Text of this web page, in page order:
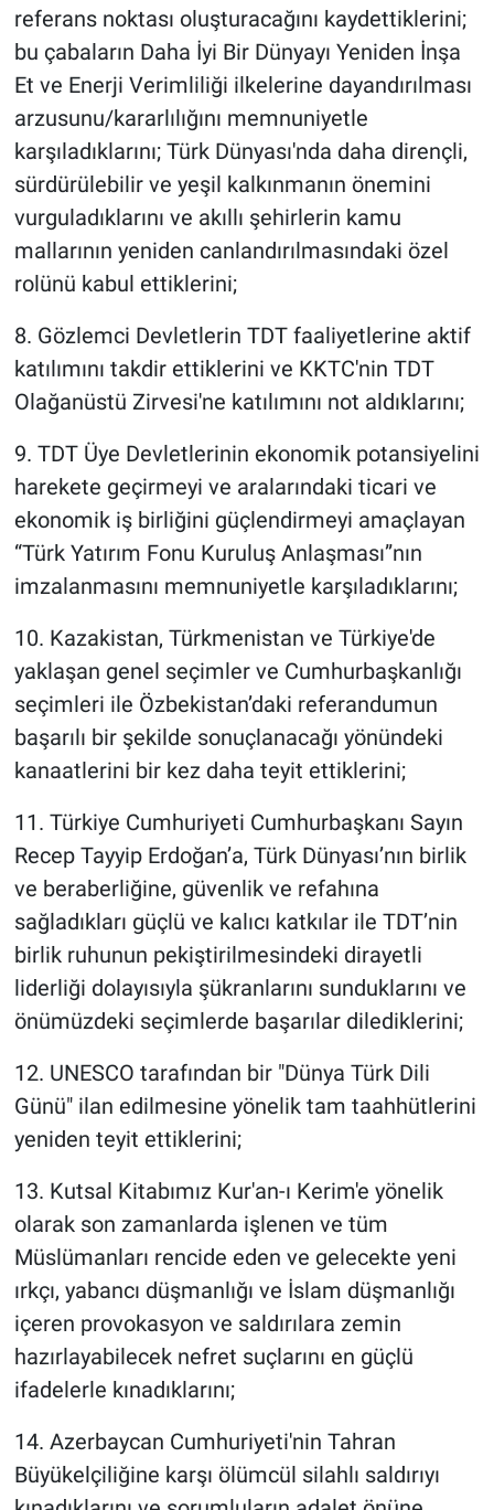
referans noktası oluşturacağını kaydettiklerini;
bu çabaların Daha İyi Bir Dünyayı Yeniden İnşa
Et ve Enerji Verimliliği ilkelerine dayandırılması
arzusunu/kararlılığını memnuniyetle
karşıladıklarını; Türk Dünyası'nda daha dirençli,
sürdürülebilir ve yeşil kalkınmanın önemini
vurguladıklarını ve akıllı şehirlerin kamu
mallarının yeniden canlandırılmasındaki özel
rolünü kabul ettiklerini;
8. Gözlemci Devletlerin TDT faaliyetlerine aktif
katılımını takdir ettiklerini ve KKTC'nin TDT
Olağanüstü Zirvesi'ne katılımını not aldıklarını;
9. TDT Üye Devletlerinin ekonomik potansiyelini
harekete geçirmeyi ve aralarındaki ticari ve
ekonomik iş birliğini güçlendirmeyi amaçlayan
“Türk Yatırım Fonu Kuruluş Anlaşması”nın
imzalanmasını memnuniyetle karşıladıklarını;
10. Kazakistan, Türkmenistan ve Türkiye'de
yaklaşan genel seçimler ve Cumhurbaşkanlığı
seçimleri ile Özbekistan’daki referandumun
başarılı bir şekilde sonuçlanacağı yönündeki
kanaatlerini bir kez daha teyit ettiklerini;
11. Türkiye Cumhuriyeti Cumhurbaşkanı Sayın
Recep Tayyip Erdoğan’a, Türk Dünyası’nın birlik
ve beraberliğine, güvenlik ve refahına
sağladıkları güçlü ve kalıcı katkılar ile TDT’nin
birlik ruhunun pekiştirilmesindeki dirayetli
liderliği dolayısıyla şükranlarını sunduklarını ve
önümüzdeki seçimlerde başarılar dilediklerini;
12. UNESCO tarafından bir "Dünya Türk Dili
Günü" ilan edilmesine yönelik tam taahhütlerini
yeniden teyit ettiklerini;
13. Kutsal Kitabımız Kur'an-ı Kerim'e yönelik
olarak son zamanlarda işlenen ve tüm
Müslümanları rencide eden ve gelecekte yeni
ırkçı, yabancı düşmanlığı ve İslam düşmanlığı
içeren provokasyon ve saldırılara zemin
hazırlayabilecek nefret suçlarını en güçlü
ifadelerle kınadıklarını;
14. Azerbaycan Cumhuriyeti'nin Tahran
Büyükelçiliğine karşı ölümcül silahlı saldırıyı